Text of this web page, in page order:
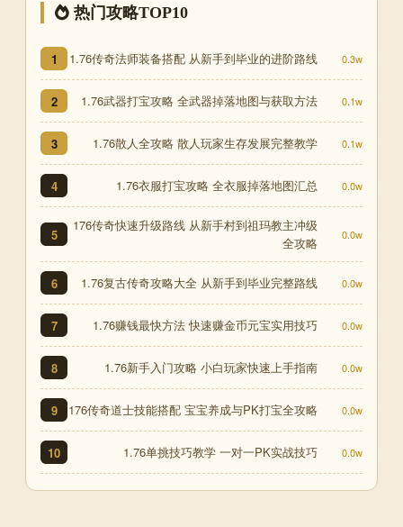
热门攻略TOP10
1 1.76传奇法师装备搭配 从新手到毕业的进阶路线 0.3w
2 1.76武器打宝攻略 全武器掉落地图与获取方法 0.1w
3 1.76散人全攻略 散人玩家生存发展完整教学 0.1w
4 1.76衣服打宝攻略 全衣服掉落地图汇总 0.0w
5
176传奇快速升级路线 从新手村到祖玛教主冲级
全攻略
0.0w
6 1.76复古传奇攻略大全 从新手到毕业完整路线 0.0w
7 1.76赚钱最快方法 快速赚金币元宝实用技巧 0.0w
8 1.76新手入门攻略 小白玩家快速上手指南 0.0w
9 176传奇道士技能搭配 宝宝养成与PK打宝全攻略 0.0w
10 1.76单挑技巧教学 一对一PK实战技巧 0.0w